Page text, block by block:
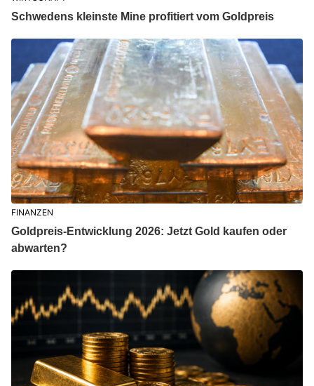
Schwedens kleinste Mine profitiert vom Goldpreis
FINANZEN
Goldpreis-Entwicklung 2026: Jetzt Gold kaufen oder
abwarten?